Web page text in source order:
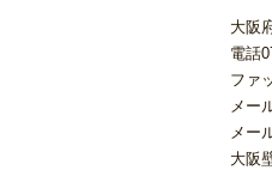
大阪
電話
ファ
メー
メー
大阪